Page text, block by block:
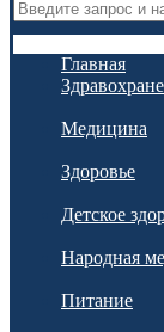
Главная
Медицина
Здоровье
Детское
Народная
Питание